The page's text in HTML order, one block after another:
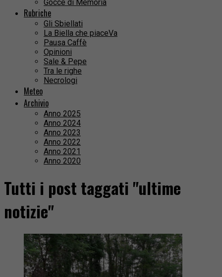
Gocce di Memoria
Rubriche
Gli Sbiellati
La Biella che piaceVa
Pausa Caffè
Opinioni
Sale & Pepe
Tra le righe
Necrologi
Meteo
Archivio
Anno 2025
Anno 2024
Anno 2023
Anno 2022
Anno 2021
Anno 2020
Tutti i post taggati "ultime
notizie"